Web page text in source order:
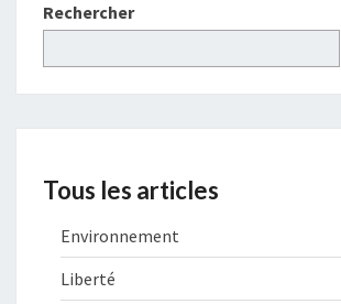
Rechercher
Tous les articles
Environnement
Liberté